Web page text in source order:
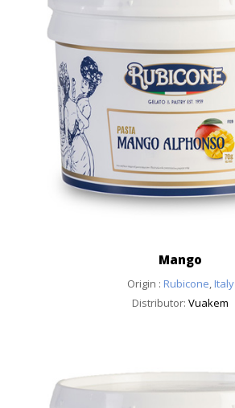
Mango
Origin : Rubicone, Italy
Distributor: Vuakem